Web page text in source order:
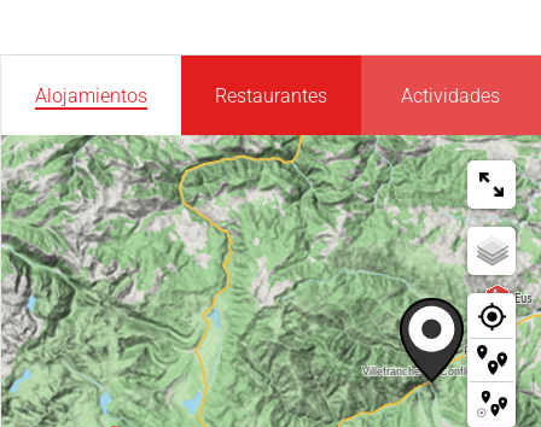
Alojamientos Restaurantes Actividades